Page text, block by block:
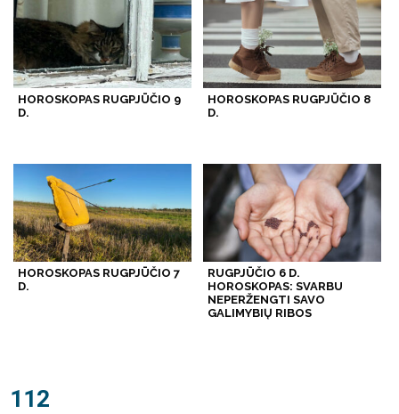
HOROSKOPAS RUGPJŪČIO 9
D.
HOROSKOPAS RUGPJŪČIO 8
D.
HOROSKOPAS RUGPJŪČIO 7
D.
RUGPJŪČIO 6 D.
HOROSKOPAS: SVARBU
NEPERŽENGTI SAVO
GALIMYBIŲ RIBOS
112